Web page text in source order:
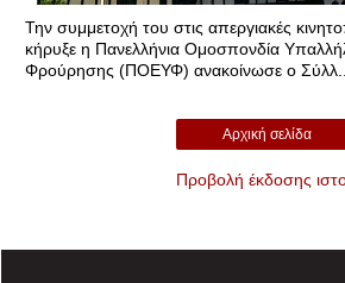
Την συμμετοχή του στις απεργιακές
κήρυξε η Πανελλήνια Ομοσπονδία
Φρούρησης (ΠΟΕΥΦ) ανακοίνωσε ο Σύλλ...
Αρχική σελίδα
Προβολή έκδοσης